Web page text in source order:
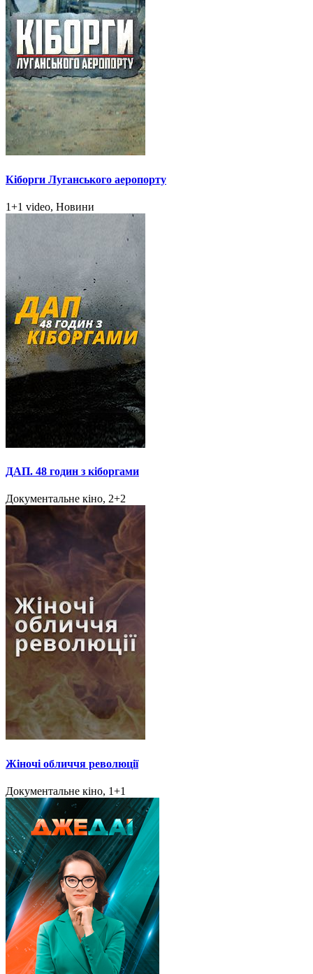
Кіборги Луганського аеропорту
1+1 video, Новини
ДАП. 48 годин з кіборгами
Документальне кіно, 2+2
Жіночі обличчя революції
Документальне кіно, 1+1